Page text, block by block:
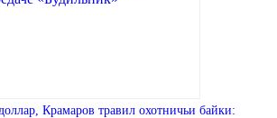
Крамаров травил охотничьи байки: